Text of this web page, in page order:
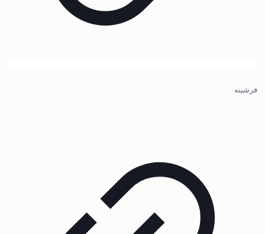
فرشینه